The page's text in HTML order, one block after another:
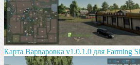
Карта Варваровка v1.0.1.0 для Farming